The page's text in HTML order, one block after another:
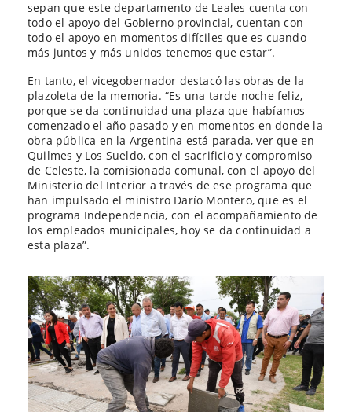
sepan que este departamento de Leales cuenta con
todo el apoyo del Gobierno provincial, cuentan con
todo el apoyo en momentos difíciles que es cuando
más juntos y más unidos tenemos que estar”.
En tanto, el vicegobernador destacó las obras de la
plazoleta de la memoria. “Es una tarde noche feliz,
porque se da continuidad una plaza que habíamos
comenzado el año pasado y en momentos en donde la
obra pública en la Argentina está parada, ver que en
Quilmes y Los Sueldo, con el sacrificio y compromiso
de Celeste, la comisionada comunal, con el apoyo del
Ministerio del Interior a través de ese programa que
han impulsado el ministro Darío Montero, que es el
programa Independencia, con el acompañamiento de
los empleados municipales, hoy se da continuidad a
esta plaza”.